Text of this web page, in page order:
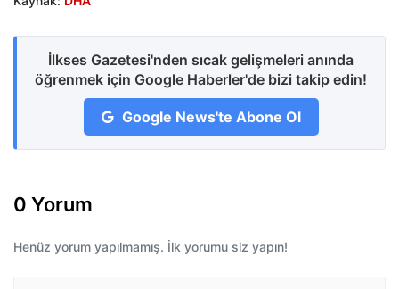
İlkses Gazetesi'nden sıcak gelişmeleri anında
öğrenmek için Google Haberler'de bizi takip edin!
Google News'te Abone Ol
0 Yorum
Henüz yorum yapılmamış. İlk yorumu siz yapın!